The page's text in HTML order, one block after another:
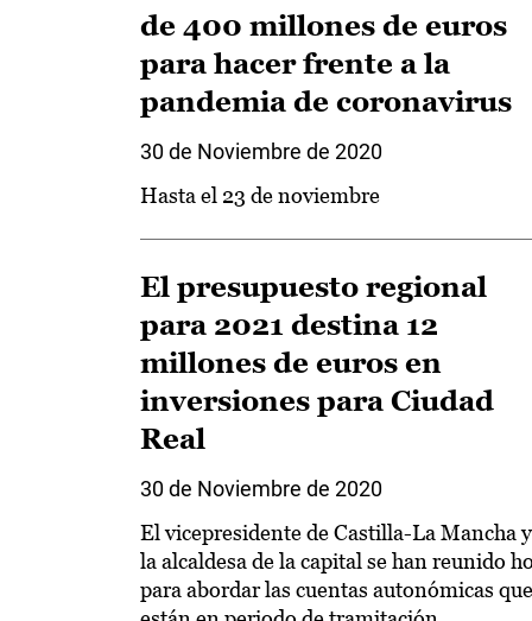
de 400 millones de euros
para hacer frente a la
pandemia de coronavirus
30 de Noviembre de 2020
Hasta el 23 de noviembre
El presupuesto regional
para 2021 destina 12
millones de euros en
inversiones para Ciudad
Real
30 de Noviembre de 2020
El vicepresidente de Castilla-La Mancha y
la alcaldesa de la capital se han reunido
para abordar las cuentas autonómicas que